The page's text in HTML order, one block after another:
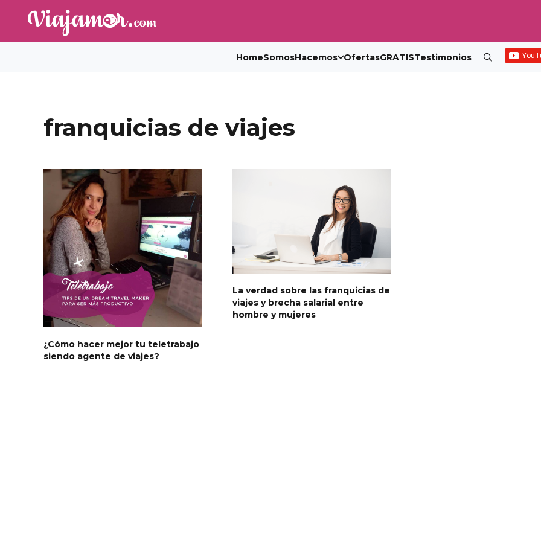
HomeSomosHacemos OfertasGRATISTestimonios
franquicias de viajes
¿Cómo hacer mejor tu teletrabajo
siendo agente de viajes?
La verdad sobre las franquicias de
viajes y brecha salarial entre
hombre y mujeres